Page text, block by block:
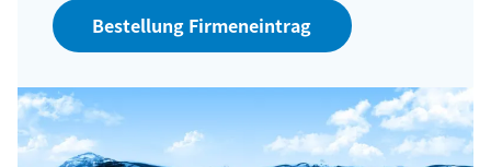
Bestellung Firmeneintrag